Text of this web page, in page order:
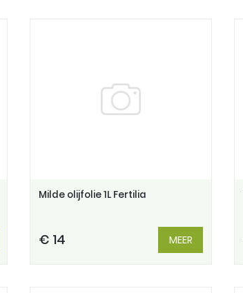
Milde olijfolie 1L Fertilia
€ 14 MEER